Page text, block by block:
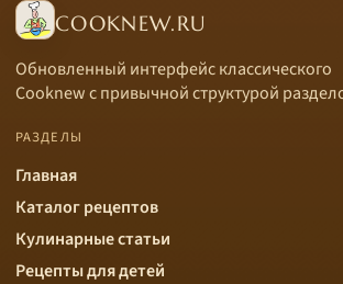
COOKNEW.RU
Обновленный интерфейс классического
Cooknew с привычной структурой
РАЗДЕЛЫ
Главная
Каталог рецептов
Кулинарные статьи
Рецепты для детей